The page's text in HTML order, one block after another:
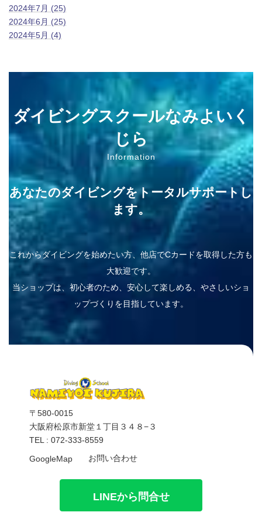
2024年7月 (25)
2024年6月 (25)
2024年5月 (4)
ダイビングスクールなみよいく
じら
Information
あなたのダイビングをトータルサポートし
ます。
これからダイビングを始めたい方、他店でCカードを取得した方も
大歓迎です。
当ショップは、初心者のため、安心して楽しめる、やさしいショ
ップづくりを目指しています。
〒580-0015
大阪府松原市新堂１丁目３４８−３
TEL : 072-333-8559
GoogleMap
お問い合わせ
LINEから問合せ